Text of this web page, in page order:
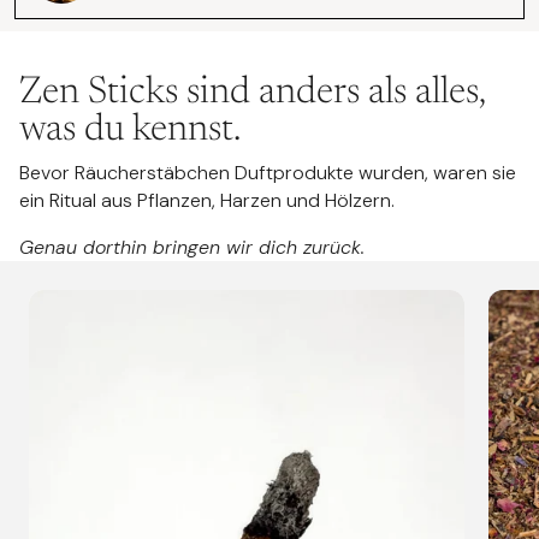
Gelassenheit und Frieden.
Zen Sticks sind anders als alles,
was du kennst.
Bevor Räucherstäbchen Duftprodukte wurden, waren sie
ein Ritual aus Pflanzen, Harzen und Hölzern.
Genau dorthin bringen wir dich zurück.